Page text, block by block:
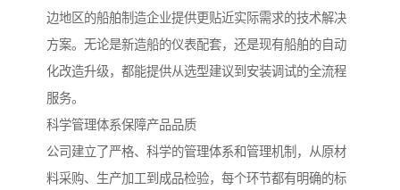
边地区的船舶制造企业提供更贴近实际需求的技术解决
方案。无论是新造船的仪表配套，还是现有船舶的自动
化改造升级，都能提供从选型建议到安装调试的全流程
服务。
科学管理体系保障产品品质
公司建立了严格、科学的管理体系和管理机制，从原材
料采购、生产加工到成品检验，每个环节都有明确的标